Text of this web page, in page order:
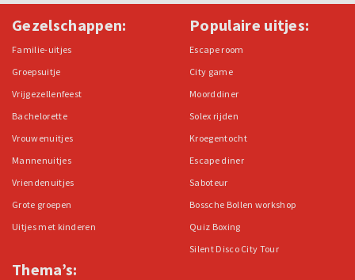
Gezelschappen:
Familie-uitjes
Groepsuitje
Vrijgezellenfeest
Bachelorette
Vrouwenuitjes
Mannenuitjes
Vriendenuitjes
Grote groepen
Uitjes met kinderen
Thema’s:
Populaire uitjes:
Escape room
City game
Moorddiner
Solex rijden
Kroegentocht
Escape diner
Saboteur
Bossche Bollen workshop
Quiz Boxing
Silent Disco City Tour